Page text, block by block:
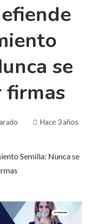
se
firmas
Hace 3 años